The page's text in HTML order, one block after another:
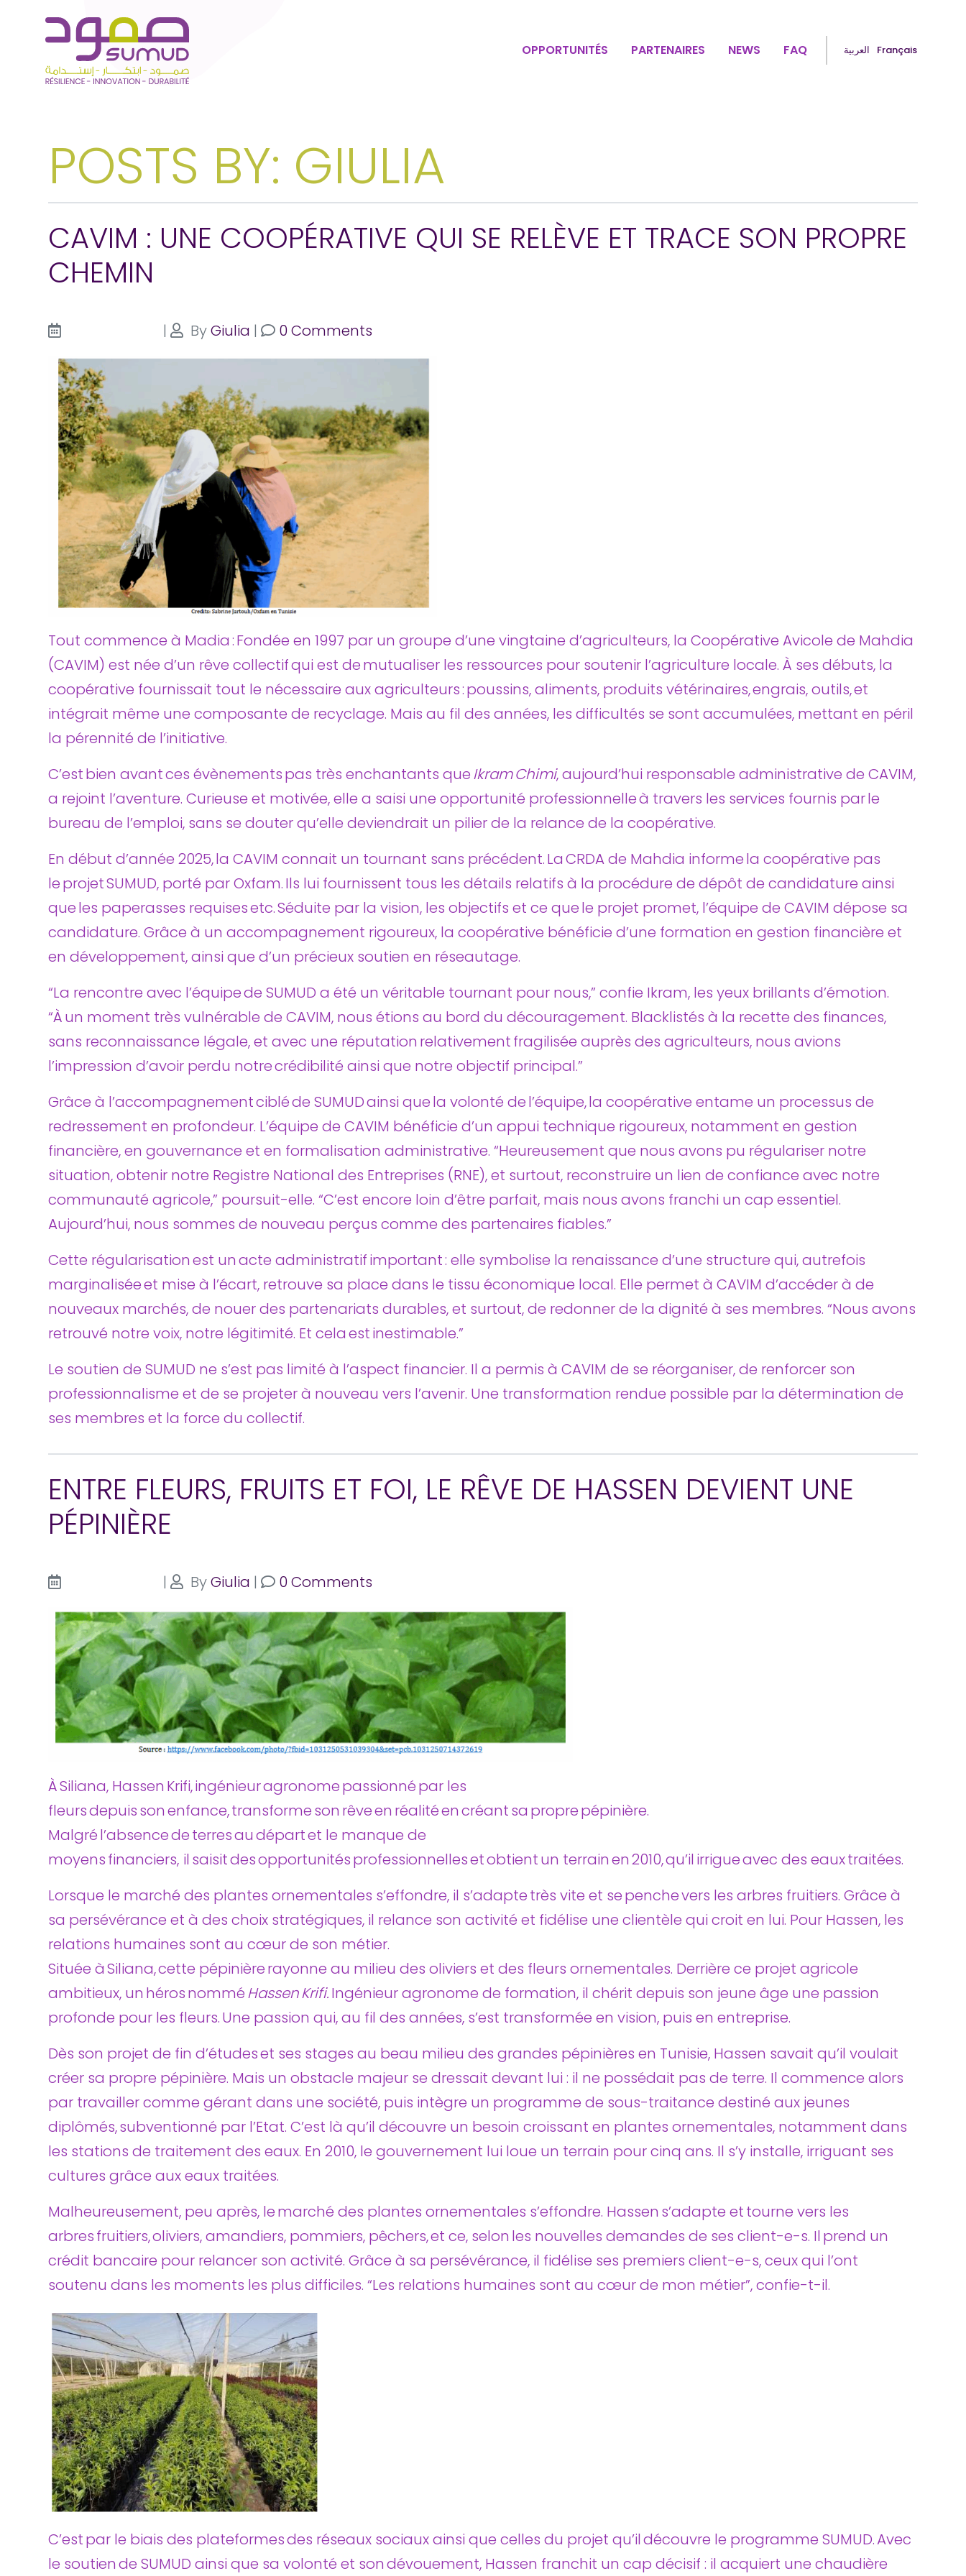
OPPORTUNITÉS PARTENAIRES NEWS FAQ العربية Français
POSTS BY: GIULIA
CAVIM : UNE COOPÉRATIVE QUI SE RELÈVE ET TRACE SON PROPRE
CHEMIN
| ByGiulia | 0 Comments
Tout commence à Madia : Fondée en 1997 par un groupe d’une vingtaine d’agriculteurs, la Coopérative Avicole de Mahdia
(CAVIM) est née d’un rêve collectif qui est de mutualiser les ressources pour soutenir l’agriculture locale. À ses débuts, la
coopérative fournissait tout le nécessaire aux agriculteurs : poussins, aliments, produits vétérinaires, engrais, outils, et
intégrait même une composante de recyclage. Mais au fil des années, les difficultés se sont accumulées, mettant en péril
la pérennité de l’initiative.
C’est bien avant ces évènements pas très enchantants queIkram Chimi, aujourd’hui responsable administrative de CAVIM,
a rejoint l’aventure. Curieuse et motivée, elle a saisi une opportunité professionnelle à travers les services fournis par le
bureau de l’emploi, sans se douter qu’elle deviendrait un pilier de la relance de la coopérative.
En début d’année 2025, la CAVIM connait un tournant sans précédent. La CRDA de Mahdia informe la coopérative pas
le projet SUMUD, porté par Oxfam. Ils lui fournissent tous les détails relatifs à la procédure de dépôt de candidature ainsi
que les paperasses requises etc. Séduite par la vision, les objectifs et ce que le projet promet, l’équipe de CAVIM dépose sa
candidature. Grâce à un accompagnement rigoureux, la coopérative bénéficie d’une formation en gestion financière et
en développement, ainsi que d’un précieux soutien en réseautage.
“La rencontre avec l’équipe de SUMUD a été un véritable tournant pour nous,” confie Ikram, les yeux brillants d’émotion.
“À un moment très vulnérable de CAVIM, nous étions au bord du découragement. Blacklistés à la recette des finances,
sans reconnaissance légale, et avec une réputation relativement fragilisée auprès des agriculteurs, nous avions
l’impression d’avoir perdu notre crédibilité ainsi que notre objectif principal.”
Grâce à l’accompagnement ciblé de SUMUD ainsi que la volonté de l’équipe, la coopérative entame un processus de
redressement en profondeur. L’équipe de CAVIM bénéficie d’un appui technique rigoureux, notamment en gestion
financière, en gouvernance et en formalisation administrative. “Heureusement que nous avons pu régulariser notre
situation, obtenir notre Registre National des Entreprises (RNE), et surtout, reconstruire un lien de confiance avec notre
communauté agricole,” poursuit-elle. “C’est encore loin d’être parfait, mais nous avons franchi un cap essentiel.
Aujourd’hui, nous sommes de nouveau perçus comme des partenaires fiables.”
Cette régularisation est un acte administratif important : elle symbolise la renaissance d’une structure qui, autrefois
marginalisée et mise à l’écart, retrouve sa place dans le tissu économique local. Elle permet à CAVIM d’accéder à de
nouveaux marchés, de nouer des partenariats durables, et surtout, de redonner de la dignité à ses membres. “Nous avons
retrouvé notre voix, notre légitimité. Et cela est inestimable.”
Le soutien de SUMUD ne s’est pas limité à l’aspect financier. Il a permis à CAVIM de se réorganiser, de renforcer son
professionnalisme et de se projeter à nouveau vers l’avenir. Une transformation rendue possible par la détermination de
ses membres et la force du collectif.
ENTRE FLEURS, FRUITS ET FOI, LE RÊVE DE HASSEN DEVIENT UNE
PÉPINIÈRE
| ByGiulia | 0 Comments
À Siliana, Hassen Krifi, ingénieur agronome passionné par les
fleurs depuis son enfance, transforme son rêve en réalité en créant sa propre pépinière.
Malgré l’absence de terres au départ et le manque de
moyens financiers, il saisit des opportunités professionnelles et obtient un terrain en 2010, qu’il irrigue avec des eaux traitées.
Lorsque le marché des plantes ornementales s’effondre, il s’adapte très vite et se penche vers les arbres fruitiers. Grâce à
sa persévérance et à des choix stratégiques, il relance son activité et fidélise une clientèle qui croit en lui. Pour Hassen, les
relations humaines sont au cœur de son métier.
Située à Siliana, cette pépinière rayonne au milieu des oliviers et des fleurs ornementales. Derrière ce projet agricole
ambitieux, un héros nomméHassen Krifi.Ingénieur agronome de formation, il chérit depuis son jeune âge une passion
profonde pour les fleurs. Une passion qui, au fil des années, s’est transformée en vision, puis en entreprise.
Dès son projet de fin d’études et ses stages au beau milieu des grandes pépinières en Tunisie, Hassen savait qu’il voulait
créer sa propre pépinière. Mais un obstacle majeur se dressait devant lui : il ne possédait pas de terre. Il commence alors
par travailler comme gérant dans une société, puis intègre un programme de sous-traitance destiné aux jeunes
diplômés, subventionné par l’Etat. C’est là qu’il découvre un besoin croissant en plantes ornementales, notamment dans
les stations de traitement des eaux. En 2010, le gouvernement lui loue un terrain pour cinq ans. Il s’y installe, irriguant ses
cultures grâce aux eaux traitées.
Malheureusement, peu après, le marché des plantes ornementales s’effondre. Hassen s’adapte et tourne vers les
arbres fruitiers, oliviers, amandiers, pommiers, pêchers, et ce, selon les nouvelles demandes de ses client-e-s. Il prend un
crédit bancaire pour relancer son activité. Grâce à sa persévérance, il fidélise ses premiers client-e-s, ceux qui l’ont
soutenu dans les moments les plus difficiles. “Les relations humaines sont au cœur de mon métier”, confie-t-il.
C’est par le biais des plateformes des réseaux sociaux ainsi que celles du projet qu’il découvre le programme SUMUD. Avec
le soutien de SUMUD ainsi que sa volonté et son dévouement, Hassen franchit un cap décisif : il acquiert une chaudière